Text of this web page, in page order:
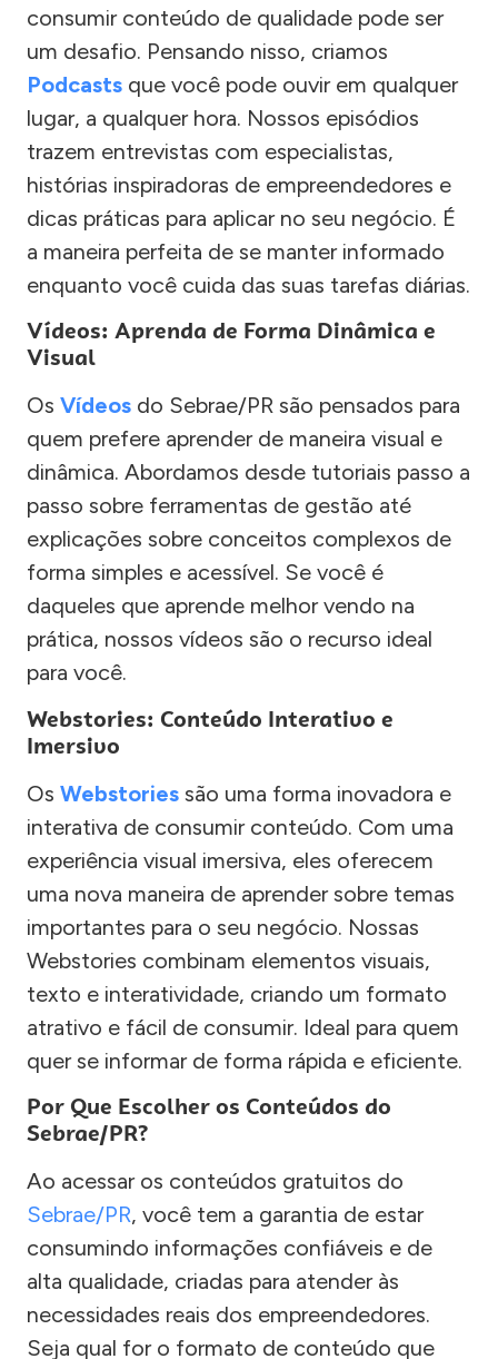
consumir conteúdo de qualidade pode ser
um desafio. Pensando nisso, criamos
Podcasts que você pode ouvir em qualquer
lugar, a qualquer hora. Nossos episódios
trazem entrevistas com especialistas,
histórias inspiradoras de empreendedores e
dicas práticas para aplicar no seu negócio. É
a maneira perfeita de se manter informado
enquanto você cuida das suas tarefas diárias.
Vídeos: Aprenda de Forma Dinâmica e
Visual
Os Vídeos do Sebrae/PR são pensados para
quem prefere aprender de maneira visual e
dinâmica. Abordamos desde tutoriais passo a
passo sobre ferramentas de gestão até
explicações sobre conceitos complexos de
forma simples e acessível. Se você é
daqueles que aprende melhor vendo na
prática, nossos vídeos são o recurso ideal
para você.
Webstories: Conteúdo Interativo e
Imersivo
Os Webstories são uma forma inovadora e
interativa de consumir conteúdo. Com uma
experiência visual imersiva, eles oferecem
uma nova maneira de aprender sobre temas
importantes para o seu negócio. Nossas
Webstories combinam elementos visuais,
texto e interatividade, criando um formato
atrativo e fácil de consumir. Ideal para quem
quer se informar de forma rápida e eficiente.
Por Que Escolher os Conteúdos do
Sebrae/PR?
Ao acessar os conteúdos gratuitos do
Sebrae/PR, você tem a garantia de estar
consumindo informações confiáveis e de
alta qualidade, criadas para atender às
necessidades reais dos empreendedores.
Seja qual for o formato de conteúdo que